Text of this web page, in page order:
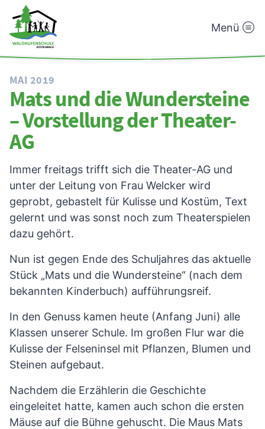
Waldhufenschule
Menü
MAI 2019
Mats und die Wundersteine
– Vorstellung der Theater-
AG
Immer freitags trifft sich die Theater-AG und
unter der Leitung von Frau Welcker wird
geprobt, gebastelt für Kulisse und Kostüm, Text
gelernt und was sonst noch zum Theaterspielen
dazu gehört.
Nun ist gegen Ende des Schuljahres das aktuelle
Stück „Mats und die Wundersteine“ (nach dem
bekannten Kinderbuch) aufführungsreif.
In den Genuss kamen heute (Anfang Juni) alle
Klassen unserer Schule. Im großen Flur war die
Kulisse der Felseninsel mit Pflanzen, Blumen und
Steinen aufgebaut.
Nachdem die Erzählerin die Geschichte
eingeleitet hatte, kamen auch schon die ersten
Mäuse auf die Bühne gehuscht. Die Maus Mats